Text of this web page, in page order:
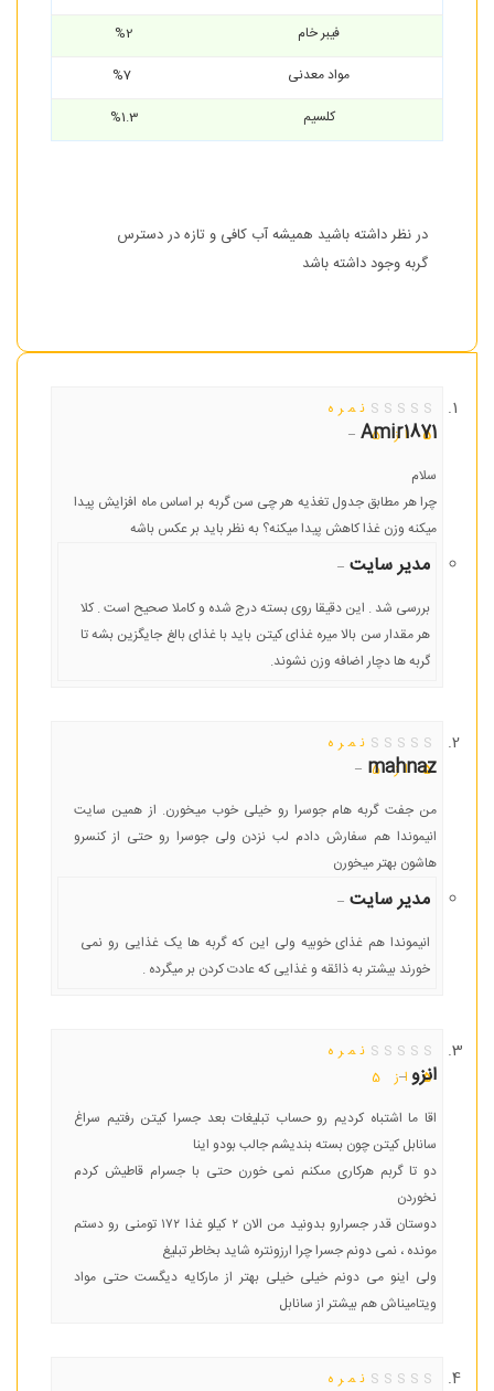
فیبر خام
%2
مواد معدنی
کلسیم
%1.3
در نظر داشته باشید همیشه آب کافی و تازه در دسترس
گربه وجود داشته باشد
نمره
5از 5
Amir1871
–
سلام
چرا هر مطابق جدول تغذیه هر چی سن گربه بر اساس ماه افزایش پیدا
میکنه وزن غذا کاهش پیدا میکنه؟ به نظر باید بر عکس باشه
مدیر سایت –
بررسی شد . این دقیقا روی بسته درج شده و کاملا صحیح است . کلا
هر مقدار سن بالا میره غذای کیتن باید با غذای بالغ جایگزین بشه تا
گربه ها دچار اضافه وزن نشوند.
نمره
5از 5
mahnaz
–
من جفت گربه هام جوسرا رو خیلی خوب میخورن. از همین سایت
انیموندا هم سفارش دادم لب نزدن ولی جوسرا رو حتی از کنسرو
هاشون بهتر میخورن
مدیر سایت –
انیموندا هم غذای خوبیه ولی این که گربه ها یک غذایی رو نمی
خورند بیشتر به ذائقه و غذایی که عادت کردن بر میگرده .
نمره
5از 5انزو–
اقا ما اشتباه کردیم رو حساب تبلیغات بعد جسرا کیتن رفتیم سراغ
سانابل کیتن چون بسته بندیشم جالب بودو اینا
دو تا گربم هرکارى مىکنم نمى خورن حتى با جسرام قاطیش کردم
نخوردن
دوستان قدر جسرارو بدونید من الان ٢ کیلو غذا ١٧٢ تومنى رو دستم
مونده ، نمى دونم جسرا چرا ارزونتره شاید بخاطر تبلیغ
ولى اینو مى دونم خیلى خیلى بهتر از مارکایه دیگست حتى مواد
ویتامیناش هم بیشتر از سانابل
نمره